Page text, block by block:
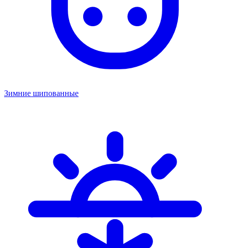
Зимние шипованные